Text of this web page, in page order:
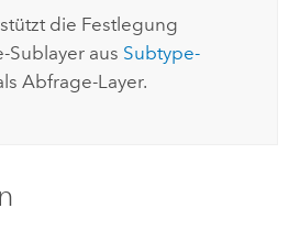
die Festlegung
Sublayer aus Subtype-
Abfrage-Layer.